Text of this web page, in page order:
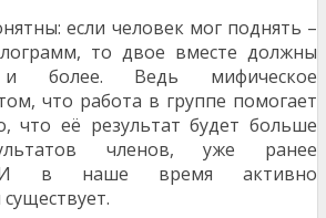
если человек мог поднять –
то двое вместе должны
более. Ведь мифическое
что работа в группе помогает
что её результат будет больше
членов, уже ранее
И в наше время активно